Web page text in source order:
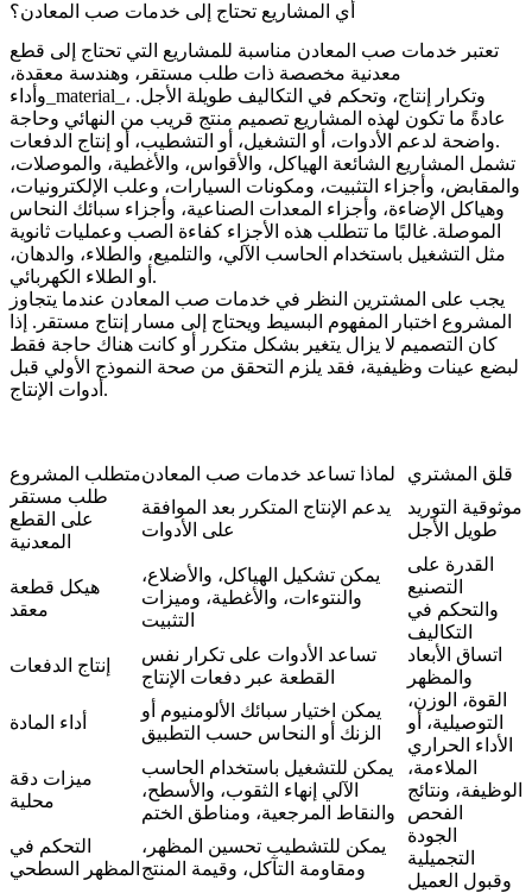
أي المشاريع تحتاج إلى خدمات صب المعادن؟
تعتبر خدمات صب المعادن مناسبة للمشاريع التي تحتاج إلى قطع
معدنية مخصصة ذات طلب مستقر، وهندسة معقدة،
وأداء_material_، وتكرار إنتاج، وتحكم في التكاليف طويلة الأجل.
عادةً ما تكون لهذه المشاريع تصميم منتج قريب من النهائي وحاجة
واضحة لدعم الأدوات، أو التشغيل، أو التشطيب، أو إنتاج الدفعات.
تشمل المشاريع الشائعة الهياكل، والأقواس، والأغطية، والموصلات،
والمقابض، وأجزاء التثبيت، ومكونات السيارات، وعلب الإلكترونيات،
وهياكل الإضاءة، وأجزاء المعدات الصناعية، وأجزاء سبائك النحاس
الموصلة. غالبًا ما تتطلب هذه الأجزاء كفاءة الصب وعمليات ثانوية
مثل التشغيل باستخدام الحاسب الآلي، والتلميع، والطلاء، والدهان،
أو الطلاء الكهربائي.
يجب على المشترين النظر في خدمات صب المعادن عندما يتجاوز
المشروع اختبار المفهوم البسيط ويحتاج إلى مسار إنتاج مستقر. إذا
كان التصميم لا يزال يتغير بشكل متكرر أو كانت هناك حاجة فقط
لبضع عينات وظيفية، فقد يلزم التحقق من صحة النموذج الأولي قبل
أدوات الإنتاج.
متطلب المشروعلماذا تساعد خدمات صب المعادن
قلق المشتري
طلب مستقر
على القطع
المعدنية
يدعم الإنتاج المتكرر بعد الموافقة
على الأدوات
موثوقية التوريد
طويل الأجل
هيكل قطعة
معقد
يمكن تشكيل الهياكل، والأضلاع،
والنتوءات، والأغطية، وميزات
التثبيت
القدرة على
التصنيع
والتحكم في
التكاليف
إنتاج الدفعات
تساعد الأدوات على تكرار نفس
القطعة عبر دفعات الإنتاج
اتساق الأبعاد
والمظهر
أداء المادة
يمكن اختيار سبائك الألومنيوم أو
الزنك أو النحاس حسب التطبيق
القوة، الوزن،
التوصيلية، أو
الأداء الحراري
ميزات دقة
محلية
يمكن للتشغيل باستخدام الحاسب
الآلي إنهاء الثقوب، والأسطح،
والنقاط المرجعية، ومناطق الختم
الملاءمة،
الوظيفة، ونتائج
الفحص
التحكم في
المظهر السطحي
يمكن للتشطيب تحسين المظهر،
ومقاومة التآكل، وقيمة المنتج
الجودة
التجميلية
وقبول العميل